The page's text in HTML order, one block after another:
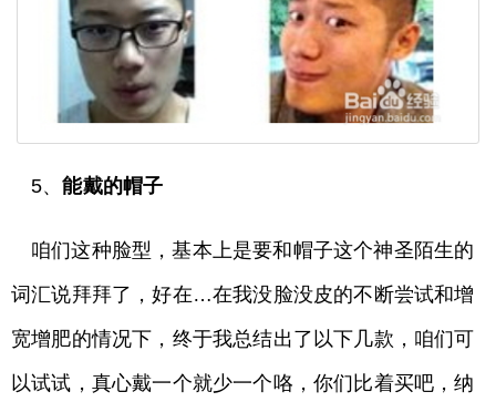
5、能戴的帽子
咱们这种脸型，基本上是要和帽子这个神圣陌生的
词汇说拜拜了，好在…在我没脸没皮的不断尝试和增
宽增肥的情况下，终于我总结出了以下几款，咱们可
以试试，真心戴一个就少一个咯，你们比着买吧，纳